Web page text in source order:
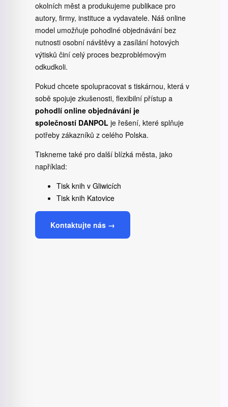
okolních měst a produkujeme publikace pro
autory, firmy, instituce a vydavatele. Náš online
model umožňuje pohodlné objednávání bez
nutnosti osobní návštěvy a zasílání hotových
výtisků činí celý proces bezproblémovým
odkudkoli.
Pokud chcete spolupracovat s tiskárnou, která v
sobě spojuje zkušenosti, flexibilní přístup a
pohodlí online objednávání je
společností DANPOL je řešení, které splňuje
potřeby zákazníků z celého Polska.
Tiskneme také pro další blízká města, jako
například:
Tisk knih v Gliwicích
Tisk knih Katovice
Kontaktujte nás →